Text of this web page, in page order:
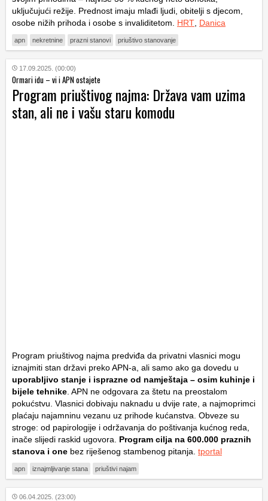
uključujući režije. Prednost imaju mlađi ljudi, obitelji s djecom,
osobe nižih prihoda i osobe s invaliditetom. HRT Danica
apn nekretnine prazni stanovi priuštivo stanovanje
17.09.2025. (00:00)
Ormari idu – vi i APN ostajete
Program priuštivog najma: Država vam uzima
stan, ali ne i vašu staru komodu
Program priuštivog najma predviđa da privatni vlasnici mogu
iznajmiti stan državi preko APN-a, ali samo ako ga dovedu u
uporabljivo stanje i isprazne od namještaja – osim kuhinje i
bijele tehnike . APN ne odgovara za štetu na preostalom
pokućstvu. Vlasnici dobivaju naknadu u dvije rate, a najmoprimci
plaćaju najamninu vezanu uz prihode kućanstva. Obveze su
stroge: od papirologije i održavanja do poštivanja kućnog reda,
inače slijedi raskid ugovora. Program cilja na 600.000 praznih
stanova i one bez riješenog stambenog pitanja. tportal
apn iznajmljivanje stana priuštivi najam
06.04.2025. (23:00)